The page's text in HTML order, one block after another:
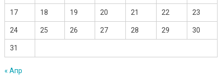
17 18 19 20 21 22 23
24 25 26 27 28 29 30
31
« Апр